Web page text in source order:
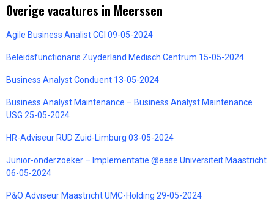
Overige vacatures in Meerssen
Agile Business Analist CGI 09-05-2024
Beleidsfunctionaris Zuyderland Medisch Centrum 15-05-2024
Business Analyst Conduent 13-05-2024
Business Analyst Maintenance – Business Analyst Maintenance
USG 25-05-2024
HR-Adviseur RUD Zuid-Limburg 03-05-2024
Junior-onderzoeker – Implementatie @ease Universiteit Maastricht
06-05-2024
P&O Adviseur Maastricht UMC-Holding 29-05-2024